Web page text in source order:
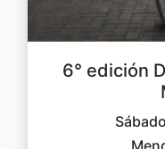
6° edición